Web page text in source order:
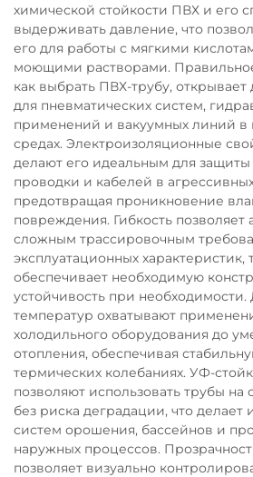
химической стойкости ПВХ и его
выдерживать давление, что
его для работы с мягкими
моющими растворами.
как выбрать ПВХ-трубу,
для пневматических систем,
применений и вакуумных линий в
средах. Электроизоляционные
делают его идеальным для защиты
проводки и кабелей в
предотвращая проникновение
повреждения. Гибкость позволяет
сложным трассировочным
эксплуатационных характеристик,
обеспечивает необходимую
устойчивость при
температур охватывают
холодильного оборудования до
отопления, обеспечивая
термических колебаниях. УФ-
позволяют использовать трубы на
без риска деградации, что
систем орошения, бассейнов и
наружных процессов.
позволяет визуально